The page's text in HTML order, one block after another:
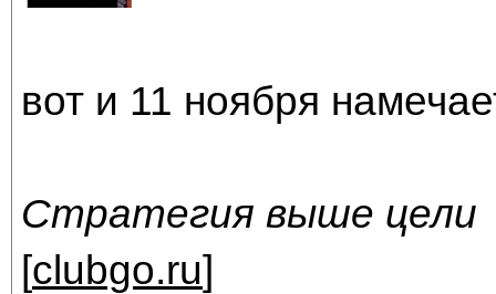
вот и 11 ноября
Стратегия выше цели
[clubgo.ru]